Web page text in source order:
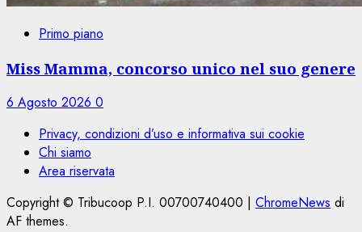
Primo piano
Miss Mamma, concorso unico nel suo genere
6 Agosto 2026 0
Privacy, condizioni d’uso e informativa sui cookie
Chi siamo
Area riservata
Copyright © Tribucoop P.I. 00700740400 | ChromeNews di
AF themes.